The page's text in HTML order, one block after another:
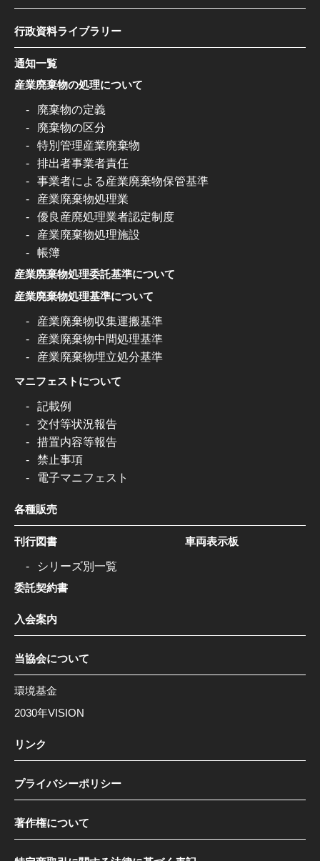
行政資料ライブラリー
通知一覧
産業廃棄物の処理について
廃棄物の定義
廃棄物の区分
特別管理産業廃棄物
排出者事業者責任
事業者による産業廃棄物保管基準
産業廃棄物処理業
優良産廃処理業者認定制度
産業廃棄物処理施設
帳簿
産業廃棄物処理委託基準について
産業廃棄物処理基準について
産業廃棄物収集運搬基準
産業廃棄物中間処理基準
産業廃棄物埋立処分基準
マニフェストについて
記載例
交付等状況報告
措置内容等報告
禁止事項
電子マニフェスト
各種販売
刊行図書
シリーズ別一覧
委託契約書
車両表示板
入会案内
当協会について
環境基金
2030年VISION
リンク
プライバシーポリシー
著作権について